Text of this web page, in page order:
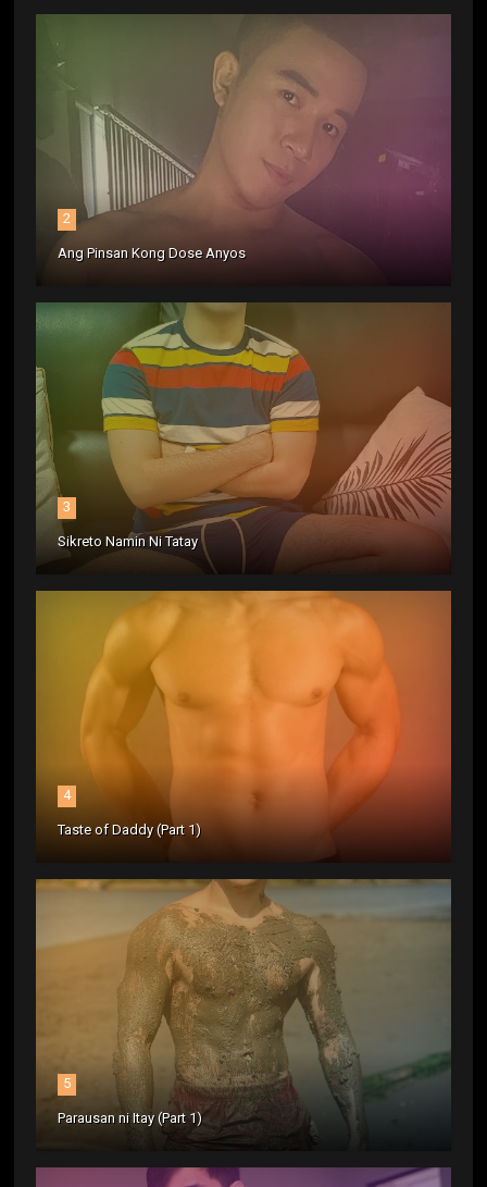
2
Ang Pinsan Kong Dose Anyos
3
Sikreto Namin Ni Tatay
4
Taste of Daddy (Part 1)
5
Parausan ni Itay (Part 1)